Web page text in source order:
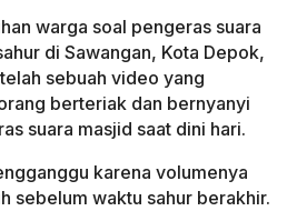
warga soal pengeras suara
di Sawangan, Kota Depok,
sebuah video yang
berteriak dan bernyanyi
suara masjid saat dini hari.
karena volumenya
sebelum waktu sahur berakhir.